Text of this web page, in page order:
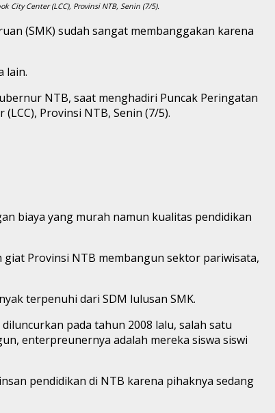
Center (LCC), Provinsi NTB, Senin (7/5).
(SMK) sudah sangat membanggakan karena
lain.
NTB, saat menghadiri Puncak Peringatan
Provinsi NTB, Senin (7/5).
biaya yang murah namun kualitas pendidikan
Provinsi NTB membangun sektor pariwisata,
terpenuhi dari SDM lulusan SMK.
pada tahun 2008 lalu, salah satu
enterpreunernya adalah mereka siswa siswi
pendidikan di NTB karena pihaknya sedang